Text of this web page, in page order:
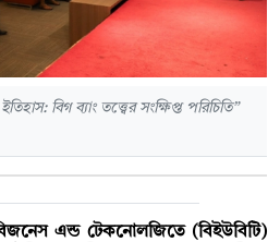
বিগ ব্যাং তত্ত্বের সংক্ষিপ্ত পরিচিতি”
এন্ড টেকনোলজিতে (বিইউবিটি)